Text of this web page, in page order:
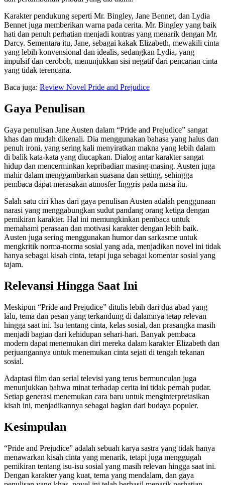
Karakter pendukung seperti Mr. Bingley, Jane Bennet, dan Lydia
Bennet juga memberikan warna pada cerita. Mr. Bingley yang baik
hati dan penuh perhatian menjadi kontras yang menarik dengan Mr.
Darcy. Sementara itu, Jane, sebagai kakak Elizabeth, mewakili cinta
yang lebih konvensional dan idealis, sedangkan Lydia, yang
impulsif dan ceroboh, menunjukkan sisi negatif dari pencarian cinta
yang tidak terencana.
Baca juga: Review Novel Pride and Prejudice
Gaya Penulisan
Gaya penulisan Jane Austen dalam “Pride and Prejudice” sangat
khas dan mudah dikenali. Dia menggunakan bahasa yang halus dan
penuh ironi, yang sering kali menyiratkan makna yang lebih dalam
di balik kata-kata yang diucapkan. Dialog antar karakter sangat
hidup dan mencerminkan kepribadian masing-masing. Austen juga
mahir dalam menggambarkan suasana dan setting, sehingga
pembaca dapat merasakan atmosfer Inggris pada masa itu.
Salah satu ciri khas dari gaya penulisan Austen adalah penggunaan
narasi yang menggabungkan sudut pandang orang ketiga dengan
pemikiran karakter. Hal ini memungkinkan pembaca untuk
memahami perasaan dan motivasi karakter dengan lebih baik.
Austen juga sering menggunakan humor dan sarkasme untuk
mengkritik norma-norma sosial yang ada, menjadikan novel ini tidak
hanya sebagai kisah cinta, tetapi juga sebagai komentar sosial yang
tajam.
Relevansi Hingga Saat Ini
Meskipun “Pride and Prejudice” ditulis lebih dari dua abad yang
lalu, tema dan pesan yang terkandung di dalamnya tetap relevan
hingga saat ini. Isu tentang cinta, kelas sosial, dan prasangka masih
menjadi bagian dari kehidupan sehari-hari. Banyak pembaca
modern dapat menemukan diri mereka dalam karakter Elizabeth dan
perjuangannya untuk menemukan cinta sejati di tengah tekanan
sosial.
Adaptasi film dan serial televisi yang terus bermunculan juga
menunjukkan bahwa minat terhadap cerita ini tidak pernah pudar.
Setiap generasi menemukan cara baru untuk menginterpretasikan
kisah ini, menjadikannya sebagai bagian dari budaya populer.
Kesimpulan
“Pride and Prejudice” adalah sebuah karya sastra yang tidak hanya
menawarkan kisah cinta yang menarik, tetapi juga menggugah
pemikiran tentang isu-isu sosial yang masih relevan hingga saat ini.
Dengan karakter yang kuat, tema yang mendalam, dan gaya